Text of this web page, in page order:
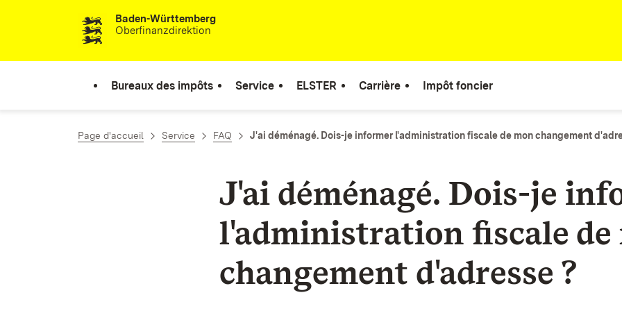
Passer au contenuBaden-Württemberg
Oberfinanzdirektion
Bureaux des impôts Service ELSTER Carrière Impôt foncier
Page d'accueil Service FAQ J'ai déménagé. Dois-je informer l'administration fiscale de mon changement
J'ai déménagé. Dois-je
l'administration fiscale de
changement d'adresse ?